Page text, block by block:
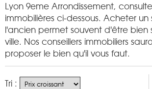
Lyon 9eme Arrondissement,
immobilières ci-dessous. Acheter un
l'ancien permet souvent d'être bien
ville. Nos conseillers immobiliers
proposer le bien qu'il vous faut.
Tri :